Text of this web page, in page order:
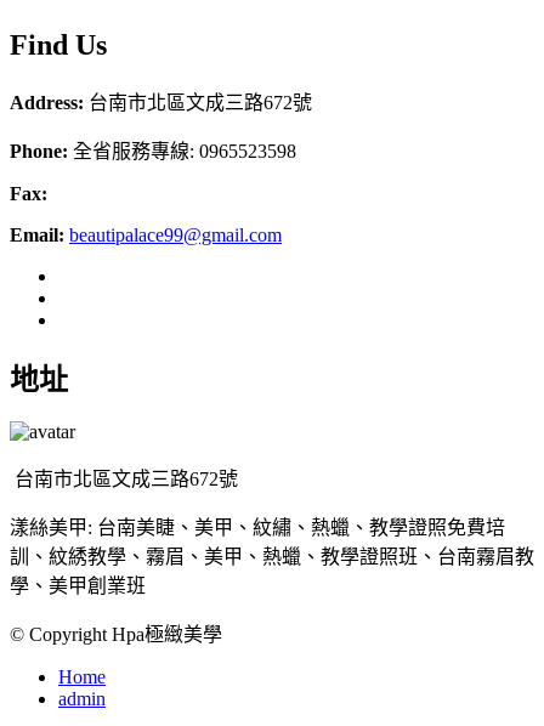
Find Us
Address: 台南市北區文成三路672號
Phone: 全省服務專線: 0965523598
Fax:
Email: beautipalace99@gmail.com
地址
台南市北區文成三路672號
漾絲美甲: 台南美睫、美甲、紋繡、熱蠟、教學證照免費培
訓、紋綉教學、霧眉、美甲、熱蠟、教學證照班、台南霧眉教
學、美甲創業班
© Copyright Hpa極緻美學
Home
admin